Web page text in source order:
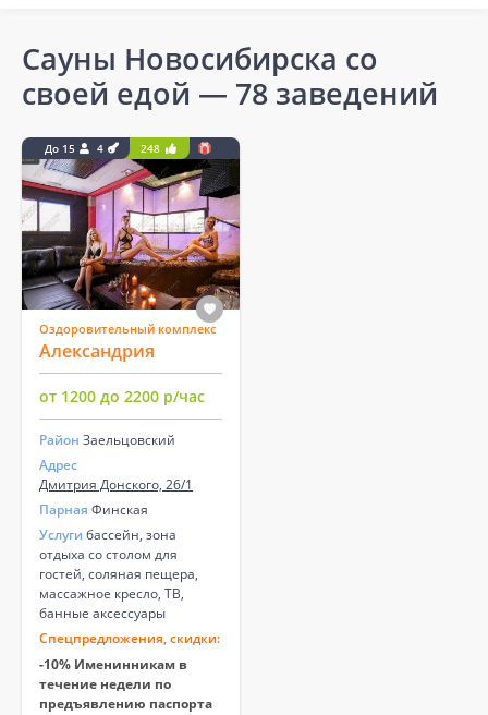
Сауны Новосибирска со
своей едой — 78 заведений
До 15 4 248
Оздоровительный комплекс
Александрия
от 1200 до 2200 р/час
Район Заельцовский
Адрес
Дмитрия Донского, 26/1
Парная Финская
Услуги бассейн, зона
отдыха со столом для
гостей, соляная пещера,
массажное кресло, ТВ,
банные аксессуары
Спецпредложения, скидки:
-10% Именинникам в
течение недели по
предъявлению паспорта